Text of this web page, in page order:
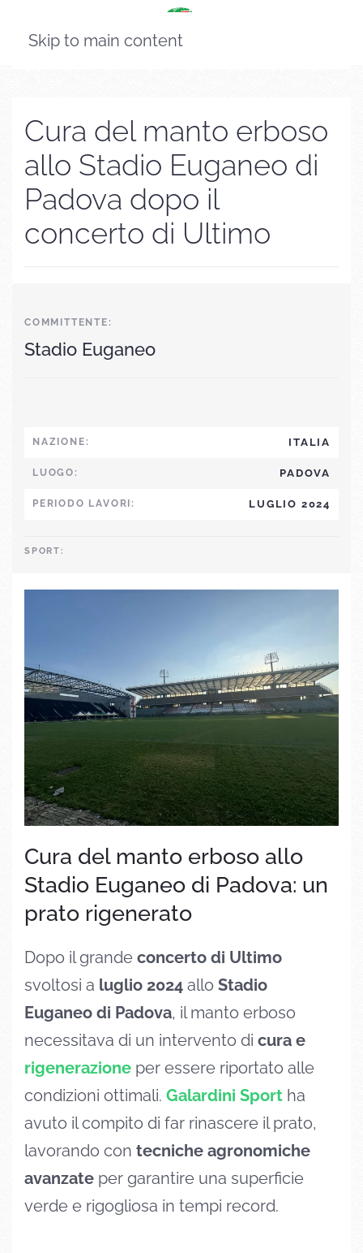
Skip to main content
Cura del manto erboso
allo Stadio Euganeo di
Padova dopo il
concerto di Ultimo
COMMITTENTE:
Stadio Euganeo
Cura del manto erboso allo
Stadio Euganeo di Padova: un
prato rigenerato
Dopo il grande concerto di Ultimo
svoltosi a luglio 2024 allo Stadio
Euganeo di Padova, il manto erboso
necessitava di un intervento di cura e
rigenerazione per essere riportato alle
condizioni ottimali. Galardini Sport ha
avuto il compito di far rinascere il prato,
lavorando con tecniche agronomiche
avanzate per garantire una superficie
verde e rigogliosa in tempi record.
NAZIONE: ITALIA
LUOGO: PADOVA
PERIODO LAVORI: LUGLIO 2024
SPORT: